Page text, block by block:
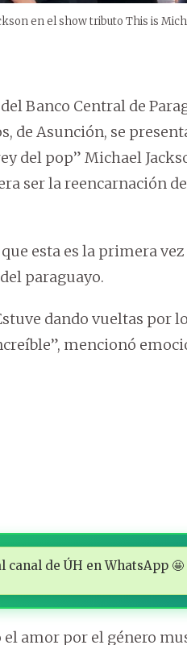
en el show tributo This is
Banco Central de
de Asunción, se
del pop” Michael
ser la reencarnación
esta es la primera
paraguayo.
dando vueltas por
mencionó
de ÚH en WhatsApp 🤩
amor por el género